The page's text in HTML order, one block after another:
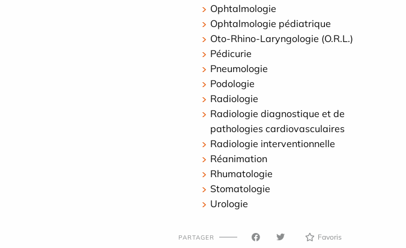
Ophtalmologie
Ophtalmologie pédiatrique
Oto-Rhino-Laryngologie (O.R.L.)
Pédicurie
Pneumologie
Podologie
Radiologie
Radiologie diagnostique et de
pathologies cardiovasculaires
Radiologie interventionnelle
Réanimation
Rhumatologie
Stomatologie
Urologie
PARTAGER Favoris